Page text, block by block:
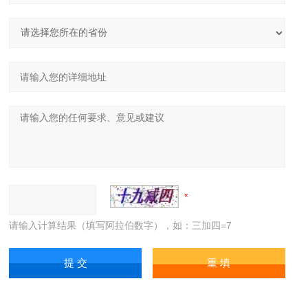
请输入计算结果（填写阿拉伯数字），如：三加四=7